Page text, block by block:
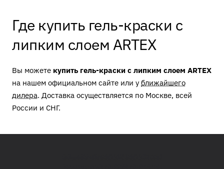
Где купить гель-краски с
липким слоем ARTEX
Вы можете купить гель-краски с липким слоем ARTEX
на нашем официальном сайте или у ближайшего
дилера. Доставка осуществляется по Москве, всей
России и СНГ.